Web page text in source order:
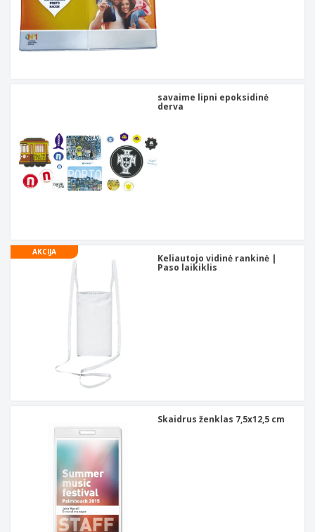
savaime lipni epoksidinė
derva
AKCIJA
Keliautojo vidinė rankinė |
Paso laikiklis
Skaidrus ženklas 7,5x12,5 cm